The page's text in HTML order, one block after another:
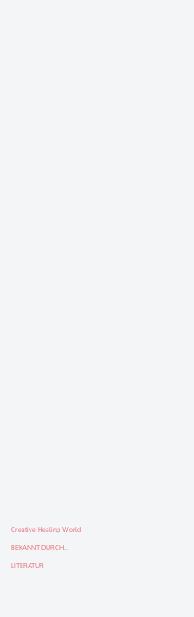
Creative Healing World
BEKANNT DURCH…
LITERATUR